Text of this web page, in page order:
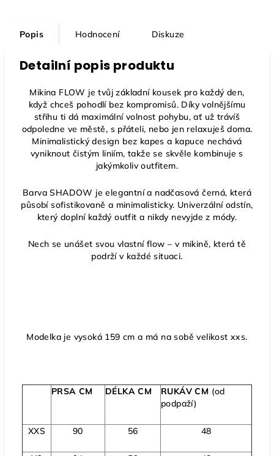
Popis Hodnocení Diskuze
Detailní popis produktu
Mikina FLOW je tvůj základní kousek pro každý den,
když chceš pohodlí bez kompromisů. Díky volnějšímu
střihu ti dá maximální volnost pohybu, ať už trávíš
odpoledne ve městě, s přáteli, nebo jen relaxuješ doma.
Minimalistický design bez kapes a kapuce nechává
vyniknout čistým liniím, takže se skvěle kombinuje s
jakýmkoliv outfitem.
Barva SHADOW je elegantní a nadčasová černá, která
působí sofistikovaně a minimalisticky. Univerzální odstín,
který doplní každý outfit a nikdy nevyjde z módy.
Nech se unášet svou vlastní flow – v mikině, která tě
podrží v každé situaci.
Modelka je vysoká 159 cm a má na sobě velikost xxs.
PRSA CM DÉLKA CM RUKÁV CM (od
podpaží)
XXS 90 56 48